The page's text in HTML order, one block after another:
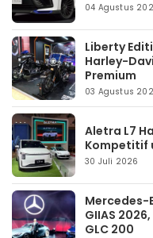
04 Agustus
Liberty
Harley-
Premium
03 Agustus
Aletra L7
Kompetitif
30 Juli 2026
Mercedes-
GIIAS
GLC 200